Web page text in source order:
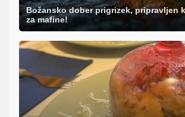
Božansko dober prigrizek, pripravljen
za mafine!